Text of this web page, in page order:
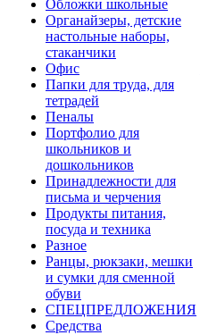
Обложки школьные
Органайзеры, детские
настольные наборы,
стаканчики
Офис
Папки для труда, для
тетрадей
Пеналы
Портфолио для
школьников и
дошкольников
Принадлежности для
письма и черчения
Продукты питания,
посуда и техника
Разное
Ранцы, рюкзаки, мешки
и сумки для сменной
обуви
СПЕЦПРЕДЛОЖЕНИЯ
Средства